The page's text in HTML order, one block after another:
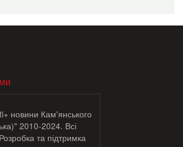
новини Кам'янського
2010-2024. Всі
та підтримка